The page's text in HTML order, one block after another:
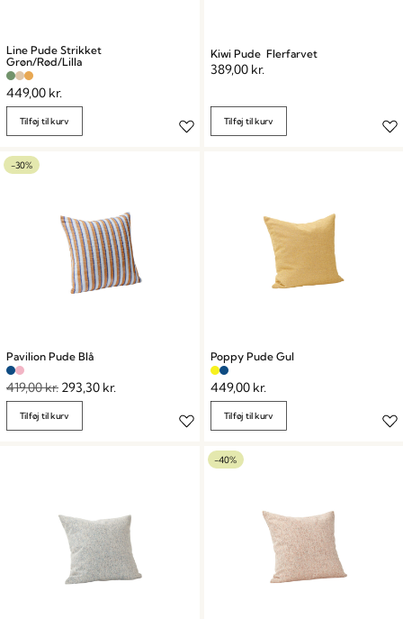
Line Pude Strikket
Grøn/Rød/Lilla
449,00 kr.
Tilføj til kurv
Kiwi Pude Flerfarvet
389,00 kr.
Tilføj til kurv
-30%
Pavilion Pude Blå
419,00kr. 293,30 kr.
Tilføj til kurv
Poppy Pude Gul
449,00 kr.
Tilføj til kurv
-40%